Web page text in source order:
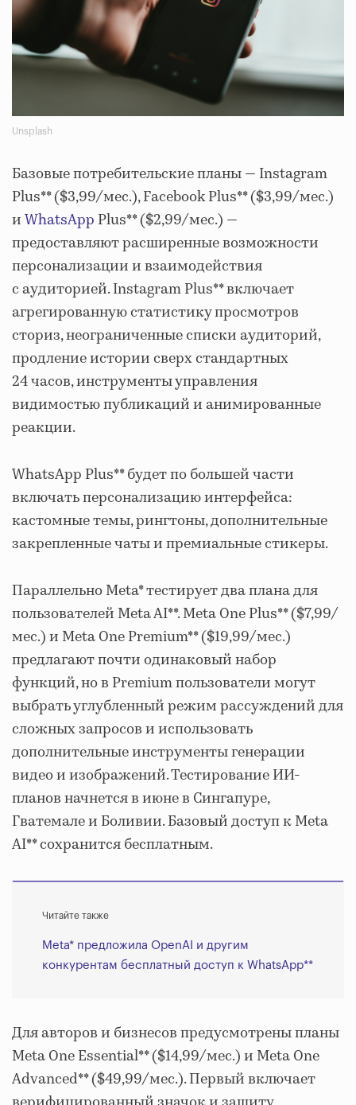
Unsplash
Базовые потребительские планы — Instagram
Plus** ($3,99/мес.), Facebook Plus** ($3,99/мес.)
иWhatsApp Plus** ($2,99/мес.) —
предоставляют расширенные возможности
персонализации и взаимодействия
с аудиторией. Instagram Plus** включает
агрегированную статистику просмотров
сториз, неограниченные списки аудиторий,
продление истории сверх стандартных
24 часов, инструменты управления
видимостью публикаций и анимированные
реакции.
WhatsApp Plus** будет по большей части
включать персонализацию интерфейса:
кастомные темы, рингтоны, дополнительные
закрепленные чаты и премиальные стикеры.
Параллельно Meta* тестирует два плана для
пользователей Meta AI**. Meta One Plus** ($7,99/
мес.) и Meta One Premium** ($19,99/мес.)
предлагают почти одинаковый набор
функций, но в Premium пользователи могут
выбрать углубленный режим рассуждений для
сложных запросов и использовать
дополнительные инструменты генерации
видео и изображений. Тестирование ИИ-
планов начнется в июне в Сингапуре,
Гватемале и Боливии. Базовый доступ к Meta
AI** сохранится бесплатным.
Читайте также
Meta* предложила OpenAI и другим
конкурентам бесплатный доступ к WhatsApp**
Для авторов и бизнесов предусмотрены планы
Meta One Essential** ($14,99/мес.) и Meta One
Advanced** ($49,99/мес.). Первый включает